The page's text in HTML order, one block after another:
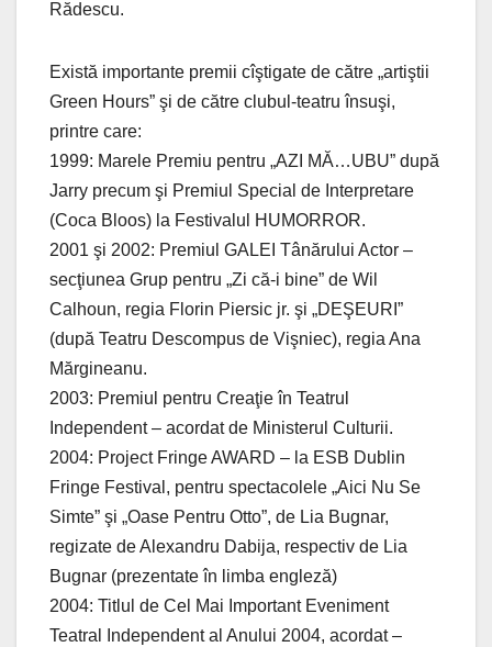
Rădescu.
Există importante premii cîştigate de către „artiştii
Green Hours” şi de către clubul-teatru însuşi,
printre care:
1999: Marele Premiu pentru „AZI MĂ…UBU” după
Jarry precum şi Premiul Special de Interpretare
(Coca Bloos) la Festivalul HUMORROR.
2001 şi 2002: Premiul GALEI Tânărului Actor –
secţiunea Grup pentru „Zi că-i bine” de Wil
Calhoun, regia Florin Piersic jr. şi „DEŞEURI”
(după Teatru Descompus de Vişniec), regia Ana
Mărgineanu.
2003: Premiul pentru Creaţie în Teatrul
Independent – acordat de Ministerul Culturii.
2004: Project Fringe AWARD – la ESB Dublin
Fringe Festival, pentru spectacolele „Aici Nu Se
Simte” şi „Oase Pentru Otto”, de Lia Bugnar,
regizate de Alexandru Dabija, respectiv de Lia
Bugnar (prezentate în limba engleză)
2004: Titlul de Cel Mai Important Eveniment
Teatral Independent al Anului 2004, acordat –